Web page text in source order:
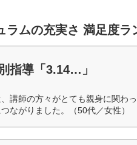
ラムの充実さ 満足度ラ
指導「3.14…」
講師の方々がとても親身に関わ
ながりました。（50代／女性）